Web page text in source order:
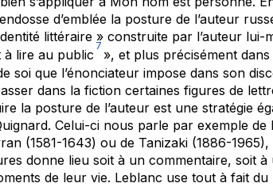
d’emblée la posture de l’auteur
littéraire » construite par l’auteur lui-
à lire au public
7
», et plus précisément
soi que l’énonciateur impose dans son
dans la fiction certaines figures de
la posture de l’auteur est une stratégie
Celui-ci nous parle par exemple
(1581-1643) ou de Tanizaki (1886-
donne lieu soit à un commentaire, soit
de leur vie. Leblanc use tout à fait